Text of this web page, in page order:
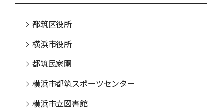
都筑区役所
横浜市役所
都筑民家園
横浜市都筑スポーツセンター
横浜市立図書館